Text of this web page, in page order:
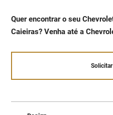
Quer encontrar o seu
Caieiras? Venha até a